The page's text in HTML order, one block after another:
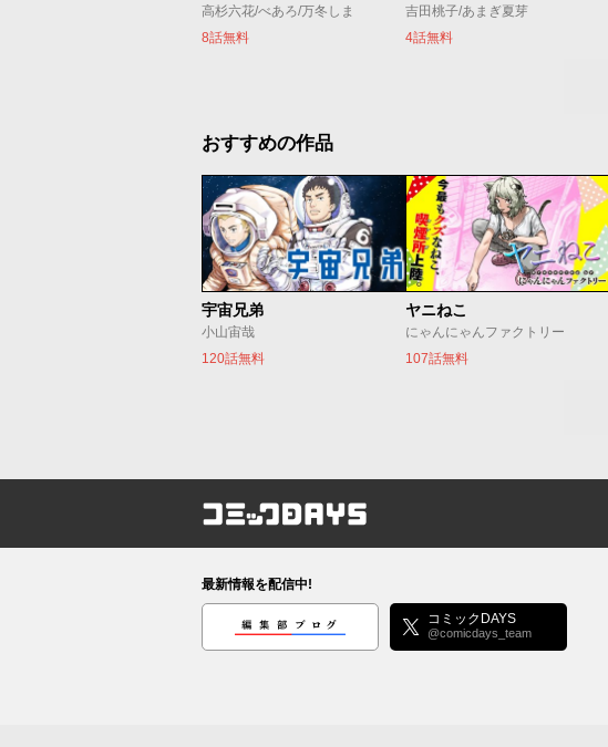
高杉六花/べあろ/万冬しま
8話無料
吉田桃子/あまぎ夏芽
4話無料
おすすめの作品
宇宙兄弟
小山宙哉
120話無料
ヤニねこ
にゃんにゃんファクトリー
107話無料
コミックDAYS
最新情報を配信中!
編集部ブログ コミックDAYS
@comicdays_team